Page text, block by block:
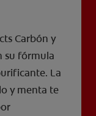
Carbón y
su fórmula
La
y menta te